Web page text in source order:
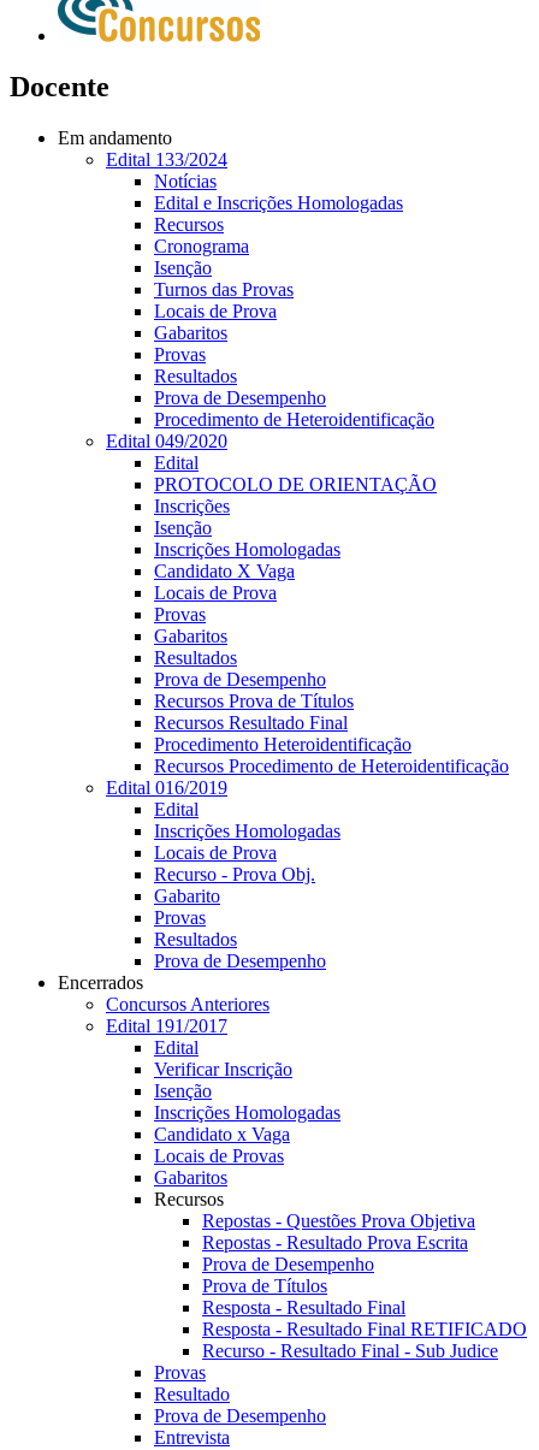
Docente
Em andamento
Edital 133/2024
Notícias
Edital e Inscrições Homologadas
Recursos
Cronograma
Isenção
Turnos das Provas
Locais de Prova
Gabaritos
Provas
Resultados
Prova de Desempenho
Procedimento de Heteroidentificação
Edital 049/2020
Edital
PROTOCOLO DE ORIENTAÇÃO
Inscrições
Isenção
Inscrições Homologadas
Candidato X Vaga
Locais de Prova
Provas
Gabaritos
Resultados
Prova de Desempenho
Recursos Prova de Títulos
Recursos Resultado Final
Procedimento Heteroidentificação
Recursos Procedimento de Heteroidentificação
Edital 016/2019
Edital
Inscrições Homologadas
Locais de Prova
Recurso - Prova Obj.
Gabarito
Provas
Resultados
Prova de Desempenho
Encerrados
Concursos Anteriores
Edital 191/2017
Edital
Verificar Inscrição
Isenção
Inscrições Homologadas
Candidato x Vaga
Locais de Provas
Gabaritos
Recursos
Repostas - Questões Prova Objetiva
Repostas - Resultado Prova Escrita
Prova de Desempenho
Prova de Títulos
Resposta - Resultado Final
Resposta - Resultado Final RETIFICADO
Recurso - Resultado Final - Sub Judice
Provas
Resultado
Prova de Desempenho
Entrevista